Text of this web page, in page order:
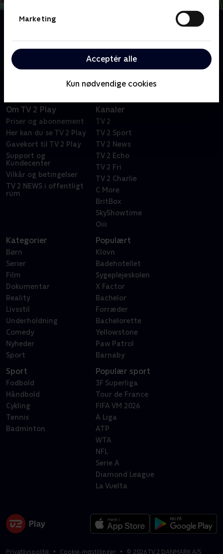
Marketing
Acceptér alle
Kun nødvendige cookies
Om Bing
så meget at lære, når man er lille. Heldigvis er vennen
Flopp parat til at svare på spørgsmål.
Om TV 2 Play
Priser og abonnement
Her kan du se TV 2 Play
Gavekort til TV 2 Play
Support og
Kundecenter
Vilkår og betingelser
TV 2 NEWS i offentligt
rum
Kanaler
TV 2
TV 2 Sport
TV 2 News
TV 2 Echo
TV 2 Fri
TV 2 Charlie
C More
BritBox
SkyShowtime
Oiii
Kategorier
Børn
Serier
Film
Dokumentar
Reality
Livsstil
Underholdning
Comedy
Nyheder
Sport
Populært
Klovn
Badehotellet
Sygeplejeskolen
X Factor
Bachelor
Forræder
Bachelorette
Yellowstone
Paw Patrol
Barnaby
Sport
Fodbold
Håndbold
Cykling
Tennis
Badminton
Populær sport
3F Superliga
Tour de France
FIFA VM 2026
A Liga
ATP
WTA
NFL
Serie A
Diamond League
La Vuelta
Privatlivspolitik Cookie-indstillinger © 2026TV 2 DANMARK A/S